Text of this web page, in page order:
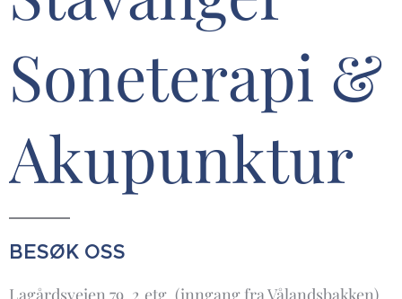
Soneterapi &
Akupunktur
BESØK OSS
Lagårdsveien 79, 2.etg. (inngang fra Vålandsbakken)